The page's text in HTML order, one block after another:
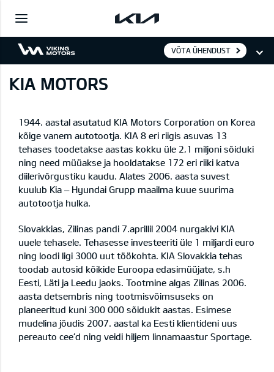
VÕTA ÜHENDUST
KIA MOTORS
1944. aastal asutatud KIA Motors Corporation on Korea
kõige vanem autotootja. KIA 8 eri riigis asuvas 13
tehases toodetakse aastas kokku üle 2,1 miljoni sõiduki
ning need müüakse ja hooldatakse 172 eri riiki katva
diilerivõrgustiku kaudu. Alates 2006. aasta suvest
kuulub Kia – Hyundai Grupp maailma kuue suurima
autotootja hulka.
Slovakkias, Zilinas pandi 7.aprillil 2004 nurgakivi KIA
uuele tehasele. Tehasesse investeeriti üle 1 miljardi euro
ning loodi ligi 3000 uut töökohta. KIA Slovakkia tehas
toodab autosid kõikide Euroopa edasimüüjate, s.h
Eesti, Läti ja Leedu jaoks. Tootmine algas Zilinas 2006.
aasta detsembris ning tootmisvõimsuseks on
planeeritud kuni 300 000 sõidukit aastas. Esimese
mudelina jõudis 2007. aastal ka Eesti klientideni uus
pereauto cee’d ning veidi hiljem linnamaastur Sportage.